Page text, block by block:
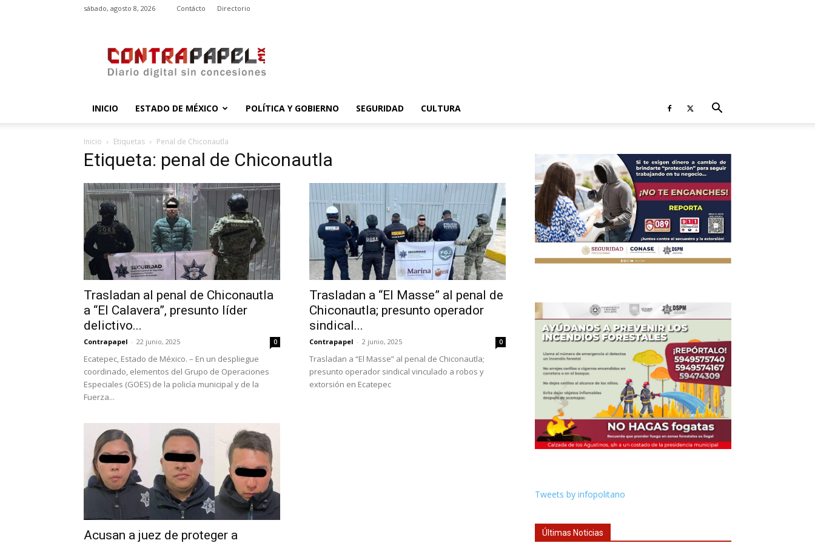
sábado, agosto 8, 2026 Contácto Directorio
INICIO ESTADO DE MÉXICO POLÍTICA Y GOBIERNO SEGURIDAD CULTURA
Inicio Etiquetas Penal de Chiconautla
Etiqueta: penal de Chiconautla
Trasladan al penal de Chiconautla
a “El Calavera”, presunto líder
delictivo...
Contrapapel - 22 junio, 2025 0
Ecatepec, Estado de México. – En un despliegue
coordinado, elementos del Grupo de Operaciones
Especiales (GOES) de la policía municipal y de la
Fuerza...
Trasladan a “El Masse” al penal de
Chiconautla; presunto operador
sindical...
Contrapapel - 2 junio, 2025 0
Trasladan a “El Masse” al penal de Chiconautla;
presunto operador sindical vinculado a robos y
extorsión en Ecatepec
Acusan a juez de proteger a
Tweets by infopolitano
Últimas Noticias